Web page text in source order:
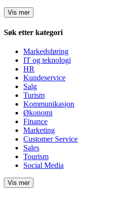
Vis mer
Søk etter kategori
Markedsføring
IT og teknologi
HR
Kundeservice
Salg
Turism
Kommunikasjon
Økonomi
Finance
Marketing
Customer Service
Sales
Tourism
Social Media
Vis mer